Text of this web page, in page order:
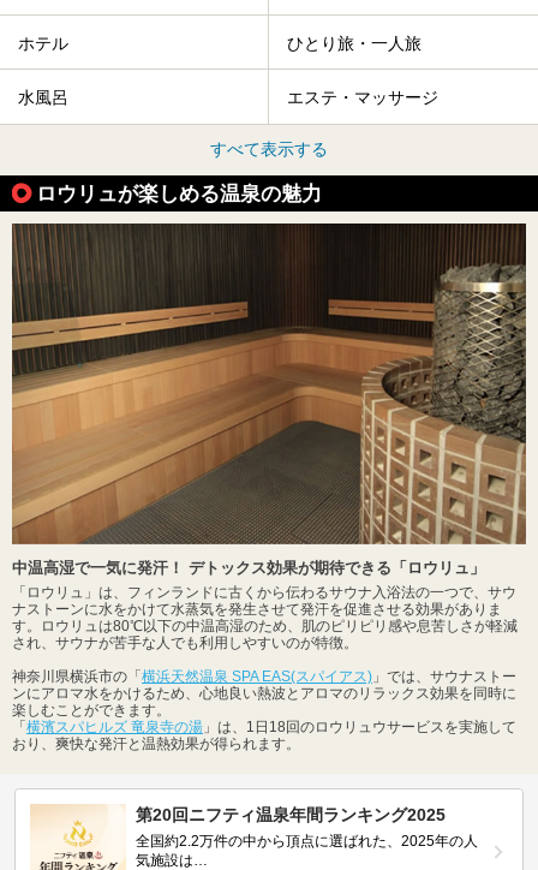
ホテル ひとり旅・一人旅
水風呂 エステ・マッサージ
すべて表示する
ロウリュが楽しめる温泉の魅力
中温高湿で一気に発汗！ デトックス効果が期待できる「ロウリュ」
「ロウリュ」は、フィンランドに古くから伝わるサウナ入浴法の一つで、サウ
ナストーンに水をかけて水蒸気を発生させて発汗を促進させる効果がありま
す。ロウリュは80℃以下の中温高湿のため、肌のピリピリ感や息苦しさが軽減
され、サウナが苦手な人でも利用しやすいのが特徴。
神奈川県横浜市の「 横浜天然温泉 SPA EAS(スパイアス) 」では、サウナストー
ンにアロマ水をかけるため、心地良い熱波とアロマのリラックス効果を同時に
楽しむことができます。
「 横濱スパヒルズ 竜泉寺の湯 」は、1日18回のロウリュウサービスを実施して
おり、爽快な発汗と温熱効果が得られます。
第20回ニフティ温泉年間ランキング2025
全国約2.2万件の中から頂点に選ばれた、2025年の人
気施設は…